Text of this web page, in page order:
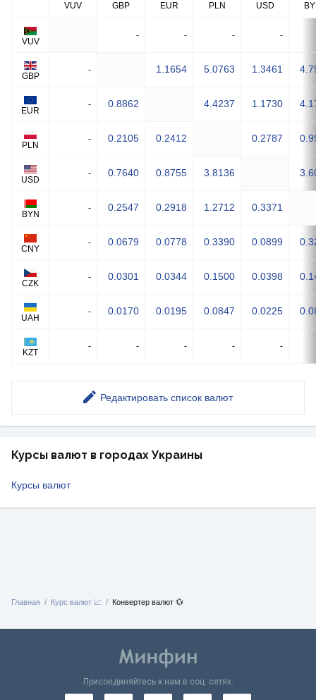
VUV GBP EUR PLN USD
VUV
- - - -
GBP
- 1.1654 5.0763 1.3461
EUR
- 0.8862 4.4237 1.1730
PLN
- 0.2105 0.2412 0.2787
USD
- 0.7640 0.8755 3.8136
BYN
- 0.2547 0.2918 1.2712 0.3371
CNY
- 0.0679 0.0778 0.3390 0.0899
CZK
- 0.0301 0.0344 0.1500 0.0398
UAH
- 0.0170 0.0195 0.0847 0.0225
KZT
- - - - -
Редактировать список валют
Курсы валют в городах Украины
Курсы валют
Главная Курс валют 📈 Конвертер валют 💱
Присоединяйтесь к нам в соц. сетях: